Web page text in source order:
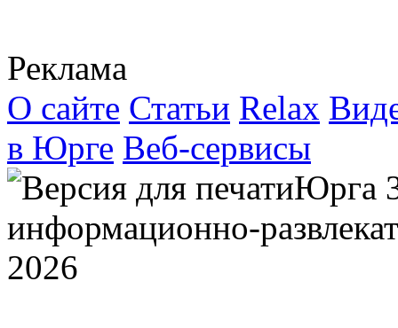
Реклама
О сайте Статьи Relax
в Юрге Веб-сервисы
Юрга
информационно-
2026